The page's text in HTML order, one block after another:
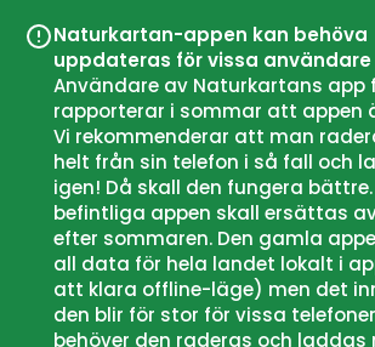
Naturkartan-appen kan behöva
uppdateras för vissa användare
Användare av Naturkartans app
rapporterar i sommar att appen
Vi rekommenderar att man
helt från sin telefon i så fall och
igen! Då skall den fungera bättre.
befintliga appen skall ersättas
efter sommaren. Den gamla
all data för hela landet lokalt i
att klara offline-läge) men det
den blir för stor för vissa
behöver den raderas och laddas